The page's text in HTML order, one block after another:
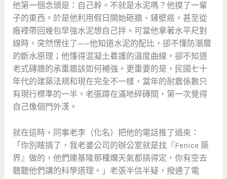
他第一個念頭是：自己幹。不就是水泥嗎？他摸了一輩
子的東西。於是他利用假日開始砸牆、鏟壁癌，甚至從
廠裡帶回幾包早強水泥想自己拌。可當他拿著水平尺對
線時，突然愣住了——他知道水泥的配比，卻不懂防潮層
的斷水原理；他懂得混凝土養護的溫度曲線，卻不知道
老式磚牆的承重牆該如何補強。更重要的是，民國七十
年代的建築法規和現在完全不一樣，當年的耐震係數只
有現行標準的一半。老張蹲在滿地碎磚間，第一次覺得
自己像個門外漢。
就在這時，同事老李（化名）把他的電話推了過來：
「你別瞎搞了，我老婆公司的辦公室就是找『Fenice 築
界』做的，他們連基隆那種爛天氣都搞得定，你有空去
聽聽他們講的科學道理。」老張半信半疑，撥通了電